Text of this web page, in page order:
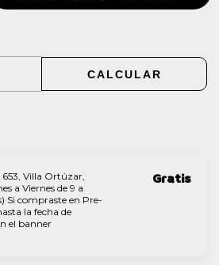
CALCULAR
Villa Ortúzar,
a Viernes de 9 a
Si compraste en Pre-
la fecha de
el banner
Gratis